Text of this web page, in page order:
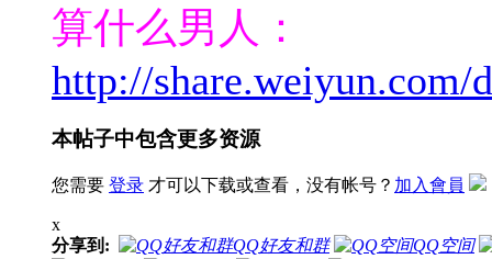
算什么男人：
http://share.weiyun.com/
本帖子中包含更多资源
您需要 登录 才可以下载或查看，没有帐号？ 加入會員
x
分享到:
QQ好友和群
QQ空间